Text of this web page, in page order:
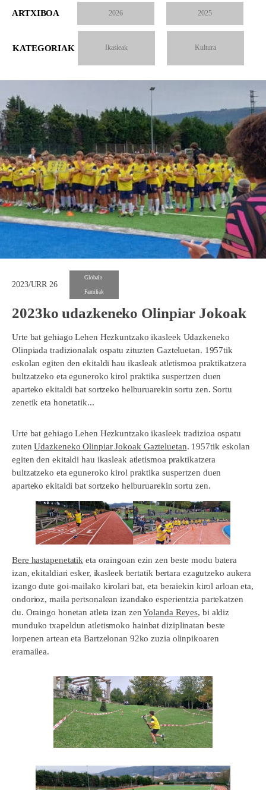
ARTXIBOA 2026 2025
KATEGORIAK Ikasleak Kultura
2023/URR 26
Globala
Familiak
2023ko udazkeneko Olinpiar Jokoak
Urte bat gehiago Lehen Hezkuntzako ikasleek Udazkeneko
Olinpiada tradizionalak ospatu zituzten Gazteluetan. 1957tik
eskolan egiten den ekitaldi hau ikasleak atletismoa praktikatzera
bultzatzeko eta eguneroko kirol praktika suspertzen duen
aparteko ekitaldi bat sortzeko helburuarekin sortu zen. Sortu
zenetik eta honetatik...
Urte bat gehiago Lehen Hezkuntzako ikasleek tradizioa ospatu
zutenUdazkeneko Olinpiar Jokoak Gazteluetan. 1957tik eskolan
egiten den ekitaldi hau ikasleak atletismoa praktikatzera
bultzatzeko eta eguneroko kirol praktika suspertzen duen
aparteko ekitaldi bat sortzeko helburuarekin sortu zen.
Bere hastapenetatik eta oraingoan ezin zen beste modu batera
izan, ekitaldiari esker, ikasleek bertatik bertara ezagutzeko aukera
izango dute goi-mailako kirolari bat, eta beraiekin kirol arloan eta,
ondorioz, maila pertsonalean izandako esperientzia partekatzen
du. Oraingo honetan atleta izan zenYolanda Reyes, bi aldiz
munduko txapeldun atletismoko hainbat diziplinatan beste
lorpenen artean eta Bartzelonan 92ko zuzia olinpikoaren
eramailea.